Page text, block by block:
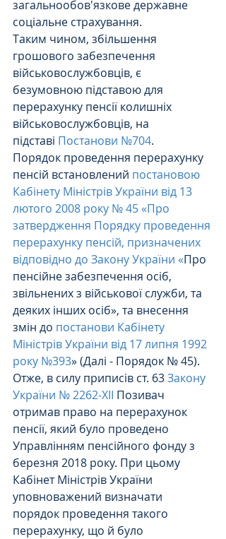
загальнообов'язкове державне
соціальне страхування.
Таким чином, збільшення
грошового забезпечення
військовослужбовців, є
безумовною підставою для
перерахунку пенсії колишніх
військовослужбовців, на
підставі Постанови №704.
Порядок проведення перерахунку
пенсій встановлений постановою
Кабінету Міністрів України від 13
лютого 2008 року № 45 «Про
затвердження Порядку проведення
перерахунку пенсій, призначених
відповідно до Закону України «Про
пенсійне забезпечення осіб,
звільнених з військової служби, та
деяких інших осіб», та внесення
змін до постанови Кабінету
Міністрів України від 17 липня 1992
року №393» (Далі - Порядок № 45).
Отже, в силу приписів ст. 63 Закону
України № 2262-XII Позивач
отримав право на перерахунок
пенсії, який було проведено
Управлінням пенсійного фонду з
березня 2018 року. При цьому
Кабінет Міністрів України
уповноважений визначати
порядок проведення такого
перерахунку, що й було